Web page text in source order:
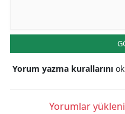
Yorum yazma kurallarını
Yorumlar